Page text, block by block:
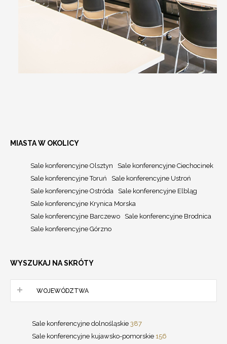
MIASTA W OKOLICY
Sale konferencyjne Olsztyn
Sale konferencyjne Ciechocinek
Sale konferencyjne Toruń
Sale konferencyjne Ustroń
Sale konferencyjne Ostróda
Sale konferencyjne Elbląg
Sale konferencyjne Krynica Morska
Sale konferencyjne Barczewo
Sale konferencyjne Brodnica
Sale konferencyjne Górzno
WYSZUKAJ NA SKRÓTY
WOJEWÓDZTWA
Sale konferencyjne dolnośląskie 387
Sale konferencyjne kujawsko-pomorskie 156